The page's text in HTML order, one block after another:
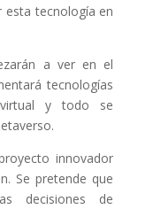
esta tecnología en
a ver en el
tecnologías
y todo se
innovador
Se pretende que
decisiones de